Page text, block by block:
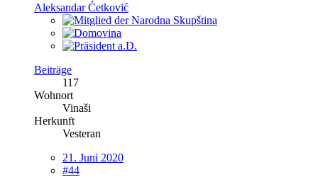
Aleksandar Ćetković
Beiträge
117
Wohnort
Vinaši
Herkunft
Vesteran
21. Juni 2020
#44